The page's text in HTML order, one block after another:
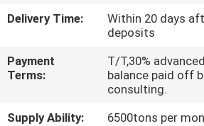
गुणवत्ता
संपर्क
करें
Delivery Time:
Within 20 days
deposits
Payment
Terms:
T/T,30%
balance paid off
consulting.
Supply Ability:
6500tons per